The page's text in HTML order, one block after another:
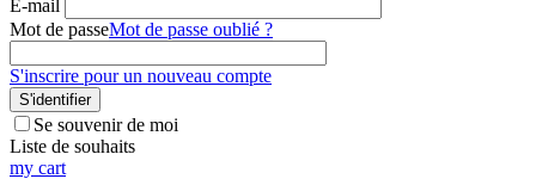
E-mail
Mot de passeMot de passe oublié ?
S'inscrire pour un nouveau compte
S'identifier
Se souvenir de moi
Liste de souhaits
my cart